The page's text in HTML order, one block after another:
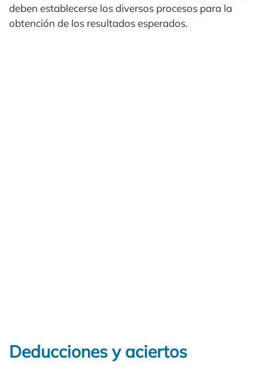
deben establecerse los diversos procesos para la
obtención de los resultados esperados.
Deducciones y aciertos